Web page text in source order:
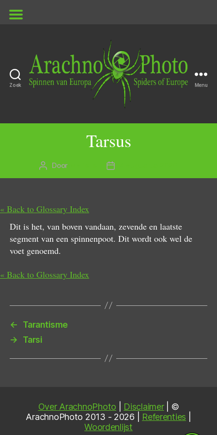
Zoek Menu
Tarsus
Berichtauteur
Door Berichtdatum
« Back to Glossary Index
Dit is het, van boven vandaan, zevende en laatste
segment van een spinnenpoot. Dit wordt ook wel de
voet genoemd.
« Back to Glossary Index
←
Tarantisme
→
Tarsi
Over ArachnoPhoto Disclaimer| ©
ArachnoPhoto 2013 - 2026 | Referenties
Woordenlijst